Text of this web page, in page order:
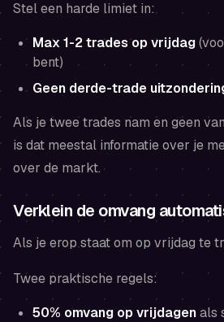
Stel een harde limiet in:
Max 1-2 trades op vrijdag
bent)
Geen derde-trade
Als je twee trades nam en geen
is dat meestal informatie over je
over de markt.
Verklein de omvang
Als je erop staat om op vrijdag te
Twee praktische regels:
50% omvang op vrijdagenals